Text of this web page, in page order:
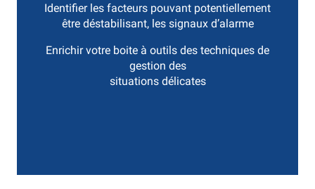
Identifier les facteurs pouvant potentiellement
être déstabilisant, les signaux d’alarme
Enrichir votre boite à outils des techniques de
gestion des
situations délicates